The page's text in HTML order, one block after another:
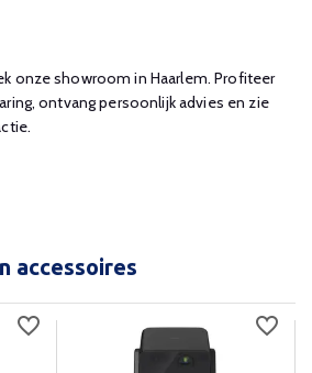
onze showroom in Haarlem. Profiteer
ontvang persoonlijk advies en zie
accessoires